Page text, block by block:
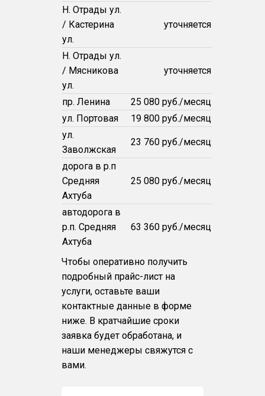
Н. Отрады ул.
/ Кастерина
ул.
уточняется
Н. Отрады ул.
/ Мясникова
ул.
уточняется
пр. Ленина
25 080 руб./месяц
ул. Портовая
19 800 руб./месяц
ул.
Заволжская
23 760 руб./месяц
дорога в р.п
Средняя
Ахтуба
25 080 руб./месяц
автодорога в
р.п. Средняя
Ахтуба
63 360 руб./месяц
Чтобы оперативно получить
подробный прайс-лист на
услуги, оставьте ваши
контактные данные в форме
ниже. В кратчайшие сроки
заявка будет обработана, и
наши менеджеры свяжутся с
вами.